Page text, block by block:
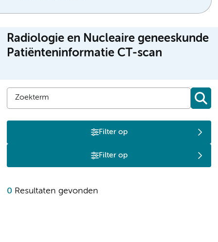
Radiologie en Nucleaire geneeskunde
Patiënteninformatie CT-scan
Filter op
Filter op
0 Resultaten gevonden